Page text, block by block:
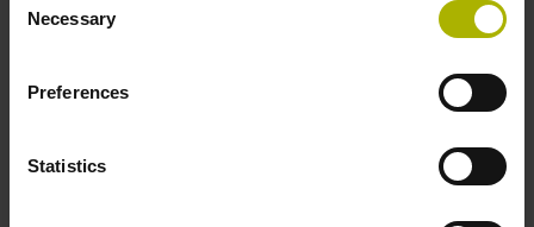
Selection
Necessary
Preferences
Statistics